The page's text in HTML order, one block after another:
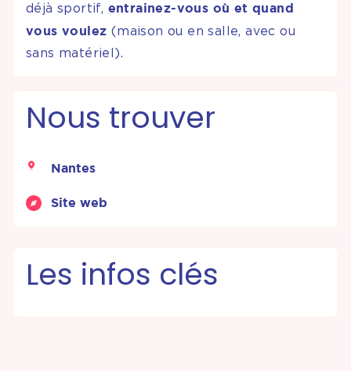
déjà sportif, entrainez-vous où et quand
vous voulez (maison ou en salle, avec ou
sans matériel).
Nous trouver
Nantes
Site web
Les infos clés